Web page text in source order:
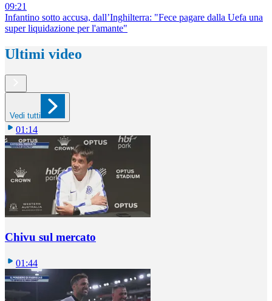
09:21
Infantino sotto accusa, dall’Inghilterra: "Fece pagare dalla Uefa una
super liquidazione per l'amante"
Ultimi video
Vedi tutti
01:14
Chivu sul mercato
01:44